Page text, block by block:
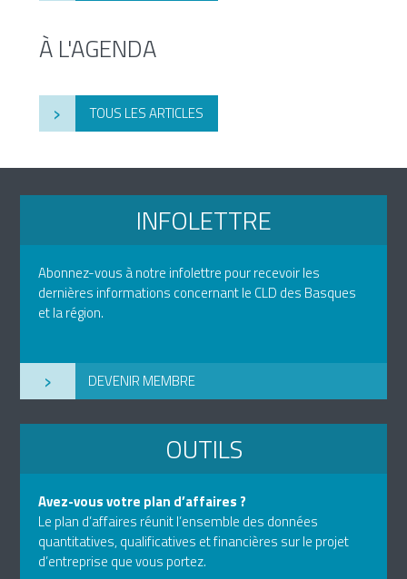
À L'AGENDA
› TOUS LES ARTICLES
INFOLETTRE
Abonnez-vous à notre infolettre pour recevoir les
dernières informations concernant le CLD des Basques
et la région.
› DEVENIR MEMBRE
OUTILS
Avez-vous votre plan d’affaires ?
Le plan d’affaires réunit l’ensemble des données
quantitatives, qualificatives et financières sur le projet
d’entreprise que vous portez.